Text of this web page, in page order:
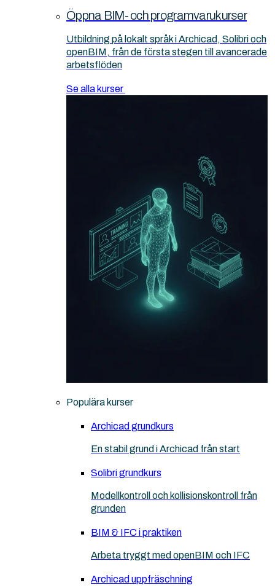
Öppna BIM- och programvarukurser
Utbildning på lokalt språk i Archicad, Solibri och
openBIM, från de första stegen till avancerade
arbetsflöden
Se alla kurser
Populära kurser
Archicad grundkurs
En stabil grund i Archicad från start
Solibri grundkurs
Modellkontroll och kollisionskontroll från
grunden
BIM & IFC i praktiken
Arbeta tryggt med openBIM och IFC
Archicad uppfräschning